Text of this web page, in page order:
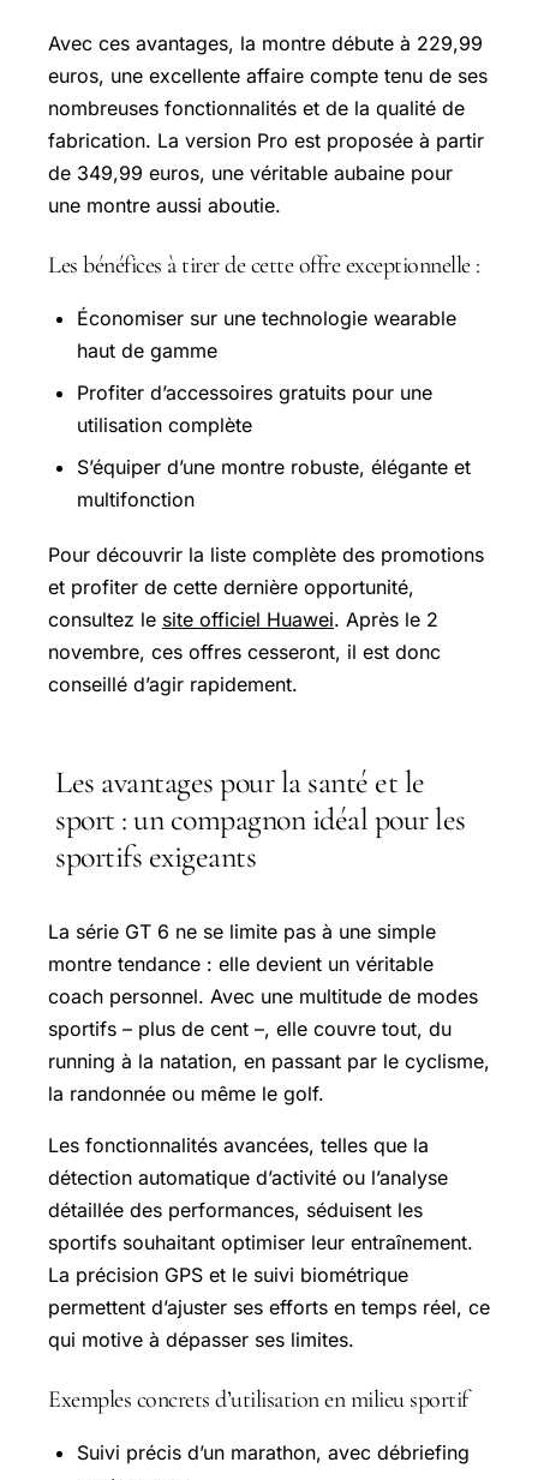
Avec ces avantages, la montre débute à 229,99
euros, une excellente affaire compte tenu de ses
nombreuses fonctionnalités et de la qualité de
fabrication. La version Pro est proposée à partir
de 349,99 euros, une véritable aubaine pour
une montre aussi aboutie.
Les bénéfices à tirer de cette offre exceptionnelle :
Économiser sur une technologie wearable
haut de gamme
Profiter d’accessoires gratuits pour une
utilisation complète
S’équiper d’une montre robuste, élégante et
multifonction
Pour découvrir la liste complète des promotions
et profiter de cette dernière opportunité,
consultez le site officiel Huawei. Après le 2
novembre, ces offres cesseront, il est donc
conseillé d’agir rapidement.
Les avantages pour la santé et le
sport : un compagnon idéal pour les
sportifs exigeants
La série GT 6 ne se limite pas à une simple
montre tendance : elle devient un véritable
coach personnel. Avec une multitude de modes
sportifs – plus de cent –, elle couvre tout, du
running à la natation, en passant par le cyclisme,
la randonnée ou même le golf.
Les fonctionnalités avancées, telles que la
détection automatique d’activité ou l’analyse
détaillée des performances, séduisent les
sportifs souhaitant optimiser leur entraînement.
La précision GPS et le suivi biométrique
permettent d’ajuster ses efforts en temps réel, ce
qui motive à dépasser ses limites.
Exemples concrets d’utilisation en milieu sportif
Suivi précis d’un marathon, avec débriefing